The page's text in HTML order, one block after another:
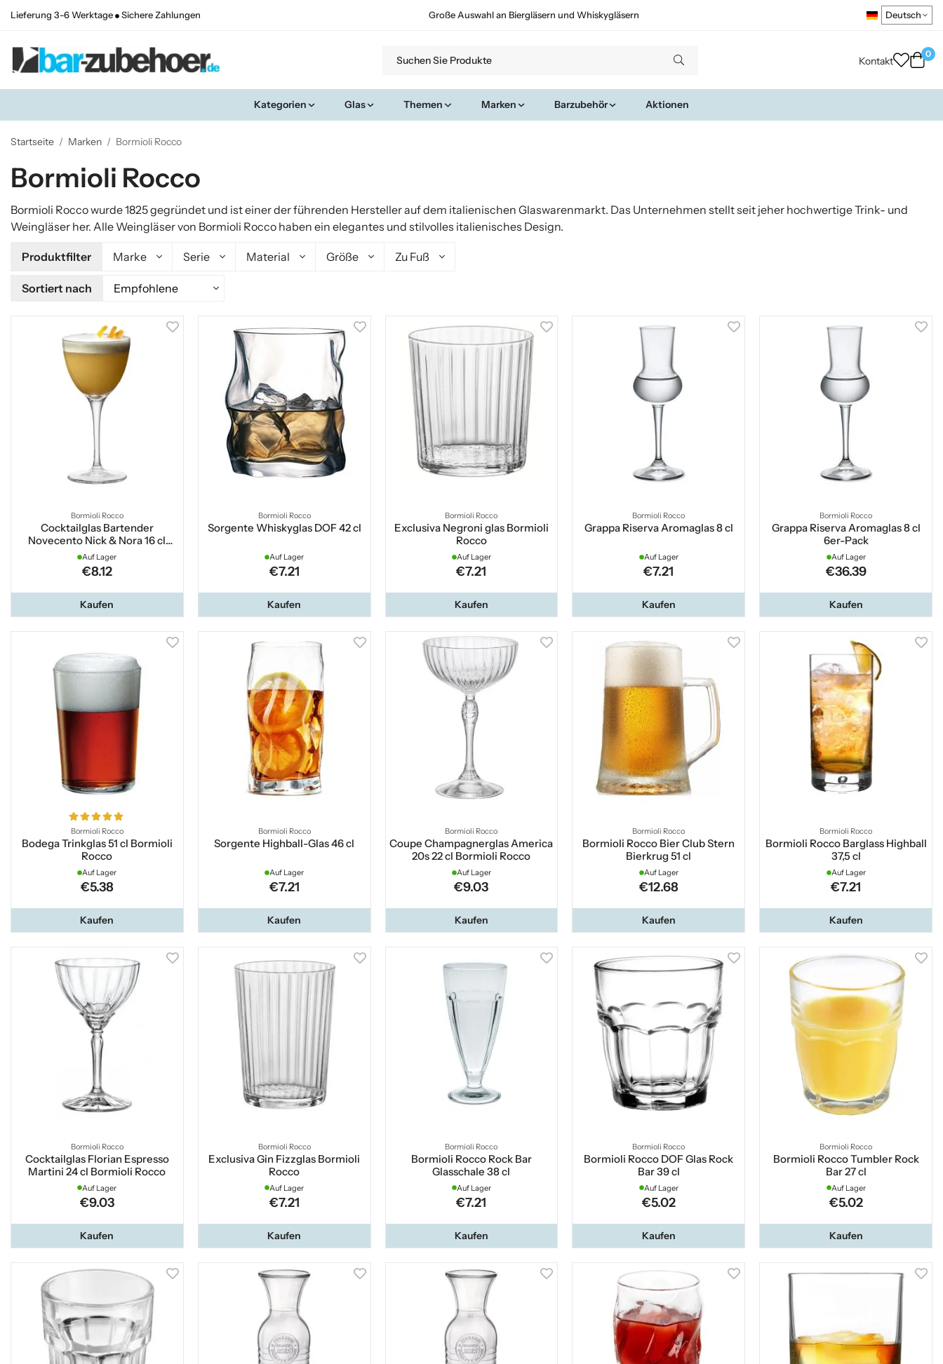
Lieferung 3-6 Werktage Sichere Zahlungen Große Auswahl an Biergläsern und Whiskygläsern
Kontakt
0
Kategorien Glas Themen Marken Barzubehör Aktionen
Startseite / Marken / Bormioli Rocco
Bormioli Rocco
Bormioli Rocco wurde 1825 gegründet und ist einer der führenden Hersteller auf dem italienischen Glaswarenmarkt. Das Unternehmen stellt seit jeher hochwertige Trink- und
Weingläser her. Alle Weingläser von Bormioli Rocco haben ein elegantes und stilvolles italienisches Design.
Produktfilter Marke Serie Material Größe Zu Fuß
Sortiert nach
Bormioli Rocco
Cocktailglas Bartender
Novecento Nick & Nora 16 cl
Bormioli Rocco
Auf Lager
€8.12
Kaufen
Bormioli Rocco
Sorgente Whiskyglas DOF 42 cl
Auf Lager
€7.21
Kaufen
Bormioli Rocco
Exclusiva Negroni glas Bormioli
Rocco
Auf Lager
€7.21
Kaufen
Bormioli Rocco
Grappa Riserva Aromaglas 8 cl
Auf Lager
€7.21
Kaufen
Bormioli Rocco
Grappa Riserva Aromaglas 8 cl
6er-Pack
Auf Lager
€36.39
Kaufen
Bormioli Rocco
Bodega Trinkglas 51 cl Bormioli
Rocco
Auf Lager
€5.38
Kaufen
Bormioli Rocco
Sorgente Highball-Glas 46 cl
Auf Lager
€7.21
Kaufen
Bormioli Rocco
Coupe Champagnerglas America
20s 22 cl Bormioli Rocco
Auf Lager
€9.03
Kaufen
Bormioli Rocco
Bormioli Rocco Bier Club Stern
Bierkrug 51 cl
Auf Lager
€12.68
Kaufen
Bormioli Rocco
Bormioli Rocco Barglass Highball
37,5 cl
Auf Lager
€7.21
Kaufen
Bormioli Rocco
Cocktailglas Florian Espresso
Martini 24 cl Bormioli Rocco
Auf Lager
€9.03
Kaufen
Bormioli Rocco
Exclusiva Gin Fizzglas Bormioli
Rocco
Auf Lager
€7.21
Kaufen
Bormioli Rocco
Bormioli Rocco Rock Bar
Glasschale 38 cl
Auf Lager
€7.21
Kaufen
Bormioli Rocco
Bormioli Rocco DOF Glas Rock
Bar 39 cl
Auf Lager
€5.02
Kaufen
Bormioli Rocco
Bormioli Rocco Tumbler Rock
Bar 27 cl
Auf Lager
€5.02
Kaufen